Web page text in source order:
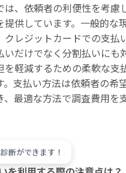
は、依頼者の利便性を考慮
提供しています。一般的な
クレジットカードでの支払
いだけでなく分割払いにも
を軽減するための柔軟な支
。支払い方法は依頼者の希
、最適な方法で調査費用を
断ができます！